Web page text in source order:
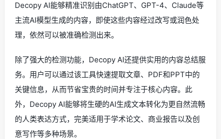
Decopy AI能够精准识别由ChatGPT、GPT-4、Claude等
主流AI模型生成的内容，即使这些内容经过改写或润色处
理，依然可以被准确检测出来。
除了强大的检测功能，Decopy AI还提供实用的内容总结服
务。用户可以通过该工具快速提取文章、PDF和PPT中的
关键信息，从而节省宝贵的时间并专注于核心内容。此
外，Decopy AI能够将生硬的AI生成文本转化为更自然流畅
的人类表达方式，完美适用于学术论文、商业报告以及创
意写作等多种场景。